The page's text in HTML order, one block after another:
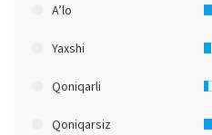
A’lo
Yaxshi
Qoniqarli
Qoniqarsiz